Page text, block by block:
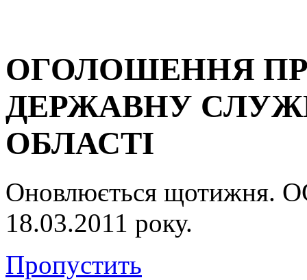
ОГОЛОШЕННЯ
ДЕРЖАВНУ
ОБЛАСТІ
Оновлюється
18.03.2011 року.
Пропустить